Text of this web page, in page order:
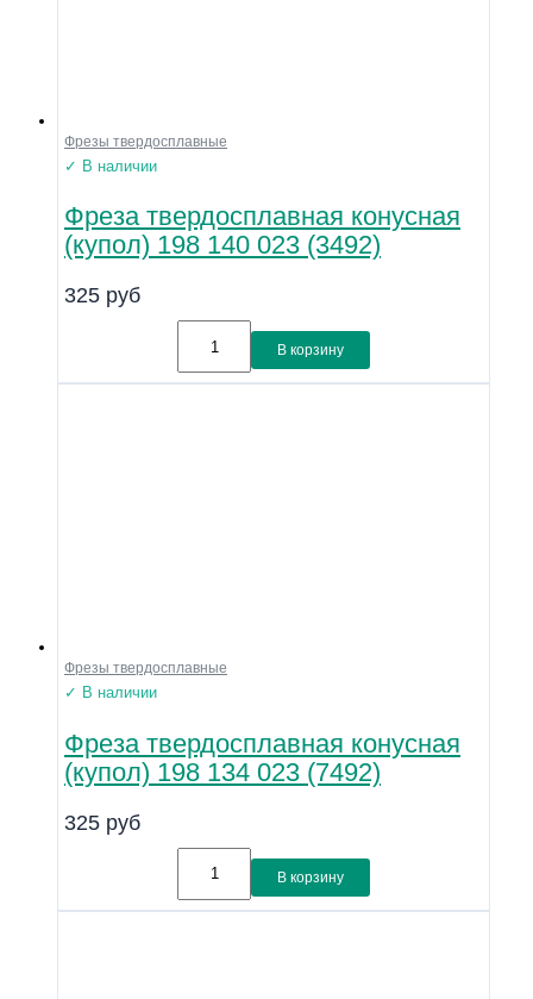
Фрезы твердосплавные
✓ В наличии
Фреза твердосплавная конусная
(купол) 198 140 023 (3492)
325 руб
В корзину
Фрезы твердосплавные
✓ В наличии
Фреза твердосплавная конусная
(купол) 198 134 023 (7492)
325 руб
В корзину